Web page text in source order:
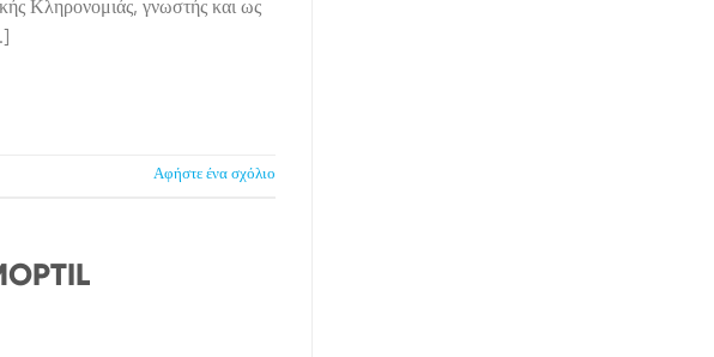
Κληρονομιάς, γνωστής και ως
Αφήστε ένα σχόλιο